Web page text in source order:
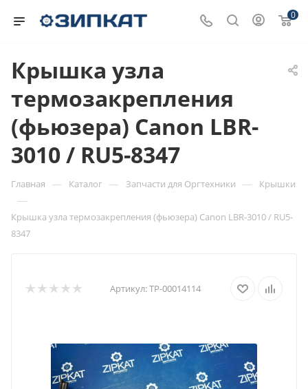
0
Крышка узла
термозакрепления
(фьюзера) Canon LBR-
3010 / RU5-8347
Главная — Каталог — Запчасти для Оргтехники — Крышки
—
Крышка узла термозакрепления (фьюзера) Canon LBR-3010 / RU5-
8347
Артикул:ТР-00014114